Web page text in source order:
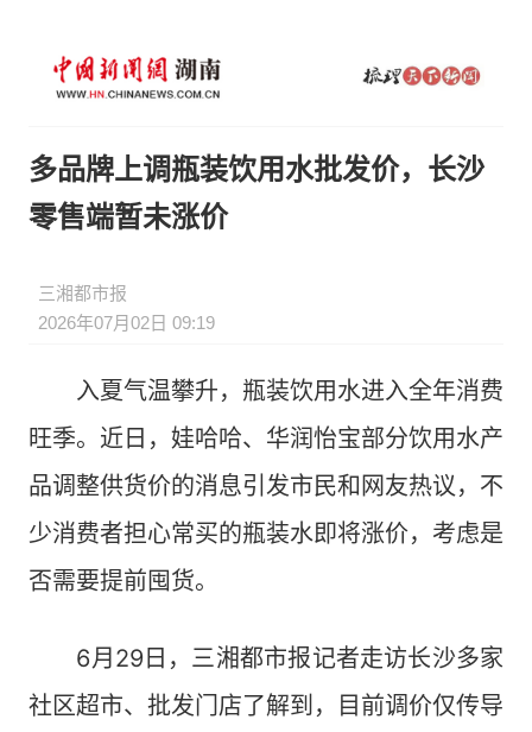
多品牌上调瓶装饮用水批发价，长沙
零售端暂未涨价
三湘都市报
2026年07月02日 09:19
入夏气温攀升，瓶装饮用水进入全年消费
旺季。近日，娃哈哈、华润怡宝部分饮用水产
品调整供货价的消息引发市民和网友热议，不
少消费者担心常买的瓶装水即将涨价，考虑是
否需要提前囤货。
6月29日，三湘都市报记者走访长沙多家
社区超市、批发门店了解到，目前调价仅传导